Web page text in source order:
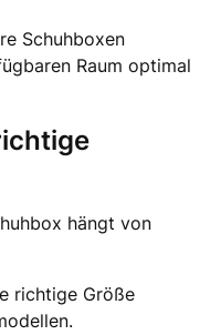
Schuhboxen
Raum optimal
hängt von
richtige Größe